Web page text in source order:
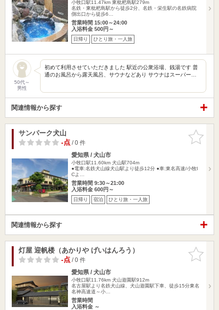
小牧口駅11.47km 東枇杷島駅279m
名鉄・東枇杷島駅から徒歩2分、名鉄・栄生駅の名鉄病院
側出口から徒歩6…
営業時間 15:00～24:00
入浴料金 500円～
日帰り ひとり旅・一人旅
50代～
男性
初めて利用させていただきました 駅近の公衆浴場、銭湯です 普
通のお風呂から露天風呂、サウナなどあり サウナはスーパー…
関連情報から探す
お気に入
りに追加
サンパーク犬山
-点/ 0 件
愛知県 / 犬山市
小牧口駅11.60km 犬山駅704m
●電車:名鉄犬山線犬山駅より徒歩12分 ●車:東名高速/小牧I
Cよ…
営業時間 9:30～21:00
入浴料金 600円～
日帰り 宿泊 ひとり旅・一人旅
関連情報から探す
お気に入
りに追加
灯屋 迎帆楼（あかりや げいはんろう）
-点/ 0 件
愛知県 / 犬山市
小牧口駅11.76km 犬山遊園駅912m
名古屋駅より名鉄犬山線、犬山遊園駅下車、徒歩15分東名
名神高速道～小…
営業時間
入浴料金 ～